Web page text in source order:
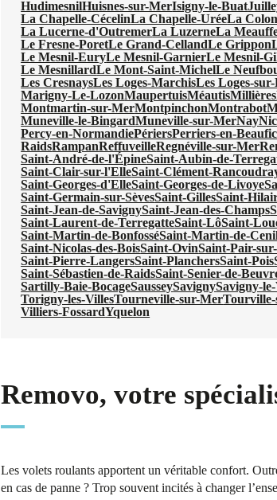
HudimesnilHuisnes-sur-MerIsigny-le-Buat
La Chapelle-CécelinLa Chapelle-UréeLa
La Lucerne-d'OutremerLa LuzerneLa
Le Fresne-PoretLe Grand-CellandLe Grippon
Le Mesnil-EuryLe Mesnil-GarnierLe Mesnil-
Le MesnillardLe Mont-Saint-MichelLe
Les CresnaysLes Loges-MarchisLes Loges-
Marigny-Le-LozonMaupertuisMéautisMillières
Montmartin-sur-MerMontpinchonMontrabot
Muneville-le-BingardMuneville-sur-MerNay
Percy-en-NormandiePériersPerriers-en-
RaidsRampanReffuveilleRegnéville-sur-Mer
Saint-André-de-l'ÉpineSaint-Aubin-de-
Saint-Clair-sur-l'ElleSaint-Clément-
Saint-Georges-d'ElleSaint-Georges-de-Livoye
Saint-Germain-sur-SèvesSaint-GillesSaint-
Saint-Jean-de-SavignySaint-Jean-des-Champs
Saint-Laurent-de-TerregatteSaint-LôSaint-
Saint-Martin-de-BonfosséSaint-Martin-de-
Saint-Nicolas-des-BoisSaint-OvinSaint-Pair-
Saint-Pierre-LangersSaint-PlanchersSaint-Pois
Saint-Sébastien-de-RaidsSaint-Senier-de-
Sartilly-Baie-BocageSausseySavignySavigny-
Torigny-les-VillesTourneville-sur-MerTourville-
Villiers-FossardYquelon
Removo, votre
Les volets roulants apportent un véritable confort.
en cas de panne ? Trop souvent incités à changer